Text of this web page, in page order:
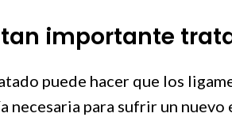
tan importante
puede hacer que los
necesaria para sufrir un